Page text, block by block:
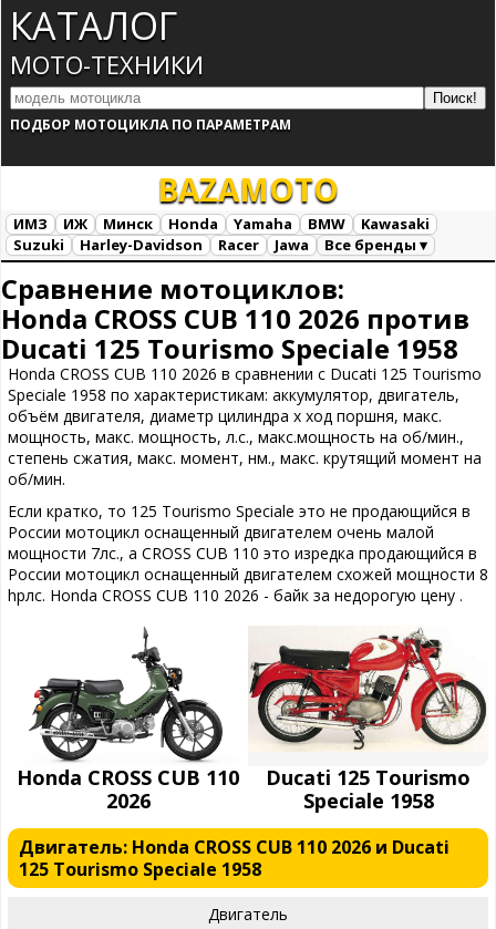
КАТАЛОГ
МОТО-ТЕХНИКИ
ПОДБОР МОТОЦИКЛА ПО ПАРАМЕТРАМ
BAZAMOTO
ИМЗ ИЖ Минск Honda Yamaha BMW
Kawasaki
Suzuki
Harley-Davidson Racer Jawa
Все бренды ▾
Сравнение мотоциклов:
Honda CROSS CUB 110 2026 против
Ducati 125 Tourismo Speciale 1958
Honda CROSS CUB 110 2026 в сравнении с Ducati 125 Tourismo
Speciale 1958 по характеристикам: аккумулятор, двигатель,
объём двигателя, диаметр цилиндра х ход поршня, макс.
мощность, макс. мощность, л.с., макс.мощность на об/мин.,
степень сжатия, макс. момент, нм., макс. крутящий момент на
об/мин.
Если кратко, то 125 Tourismo Speciale это не продающийся в
России мотоцикл оснащенный двигателем очень малой
мощности 7лс., а CROSS CUB 110 это изредка продающийся в
России мотоцикл оснащенный двигателем схожей мощности 8
hpлс. Honda CROSS CUB 110 2026 - байк за недорогую цену .
Honda CROSS CUB 110
2026
Ducati 125 Tourismo
Speciale 1958
Двигатель: Honda CROSS CUB 110 2026 и Ducati
125 Tourismo Speciale 1958
Двигатель